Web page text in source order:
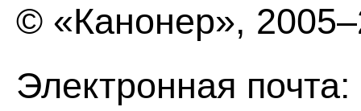
© «Канонер»,
Электронная почта: